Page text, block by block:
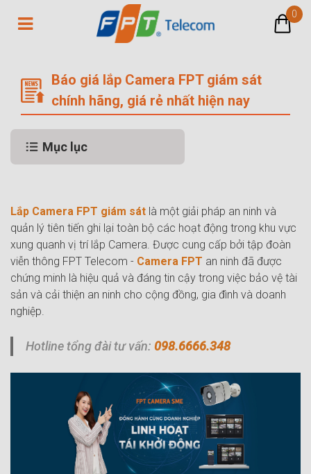
0
Báo giá lắp Camera FPT giám sát
chính hãng, giá rẻ nhất hiện nay
Mục lục
Lắp Camera FPT giám sát là một giải pháp an ninh và
quản lý tiên tiến ghi lại toàn bộ các hoạt động trong khu vực
xung quanh vị trí lắp Camera. Được cung cấp bởi tập đoàn
viễn thông FPT Telecom - Camera FPT an ninh đã được
chứng minh là hiệu quả và đáng tin cậy trong việc bảo vệ tài
sản và cải thiện an ninh cho cộng đồng, gia đình và doanh
nghiệp.
Hotline tổng đài tư vấn: 098.6666.348